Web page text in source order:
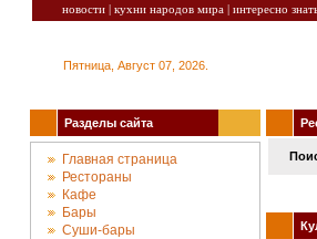
новости | кухни народов мира | интересно
Пятница, Август 07, 2026.
Разделы сайта
Главная страница
Рестораны
Кафе
Бары
Суши-бары